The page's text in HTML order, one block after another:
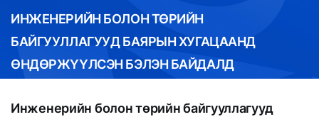
МЭДЭЭ МЭДЭЭЛЭЛ
БАЙГУУЛЛАГУУД
ЗАХИРАМЖ ШИЙДВЭР
ИНЖЕНЕРИЙН БОЛОН ТӨРИЙН
БАЙГУУЛЛАГУУД БАЯРЫН ХУГАЦААНД
ӨНДӨРЖҮҮЛСЭН БЭЛЭН БАЙДАЛД
Инженерийн болон төрийн байгууллагууд